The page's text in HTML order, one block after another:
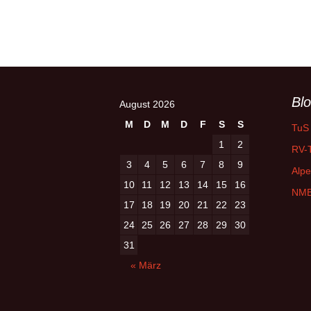
August 2026
M
D M D F S
S
1
2
3
4 5 6 7 8
9
10
11 12 13 14 15
16
17
18 19 20 21 22
23
24
25 26 27 28 29
30
31
« März
RV-